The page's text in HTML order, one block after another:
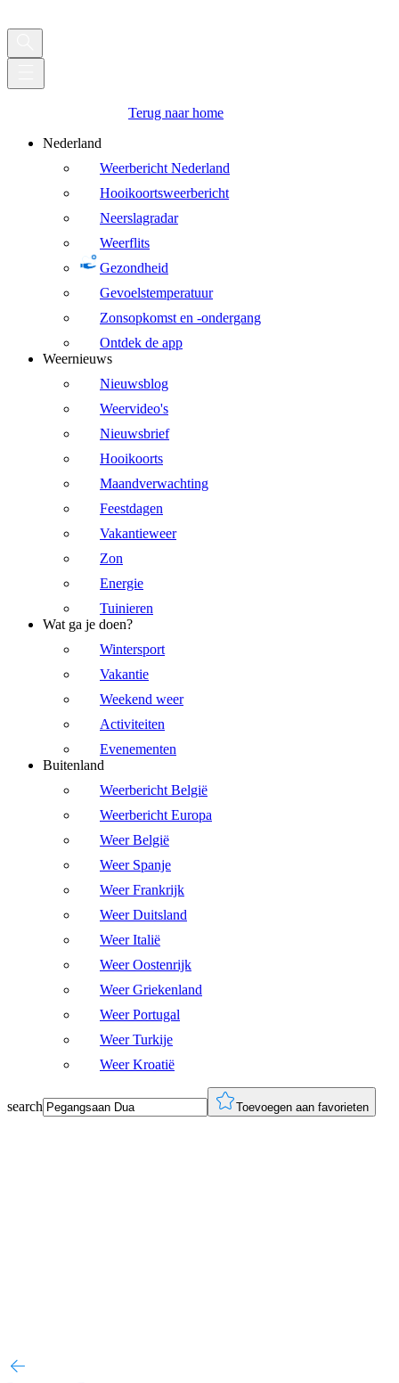
Terug naar home
Nederland
Weerbericht Nederland
Hooikoortsweerbericht
Neerslagradar
Weerflits
Gezondheid
Gevoelstemperatuur
Zonsopkomst en -ondergang
Ontdek de app
Weernieuws
Nieuwsblog
Weervideo's
Nieuwsbrief
Hooikoorts
Maandverwachting
Feestdagen
Vakantieweer
Zon
Energie
Tuinieren
Wat ga je doen?
Wintersport
Vakantie
Weekend weer
Activiteiten
Evenementen
Buitenland
Weerbericht België
Weerbericht Europa
Weer België
Weer Spanje
Weer Frankrijk
Weer Duitsland
Weer Italië
Weer Oostenrijk
Weer Griekenland
Weer Portugal
Weer Turkije
Weer Kroatië
search Toevoegen aan favorieten